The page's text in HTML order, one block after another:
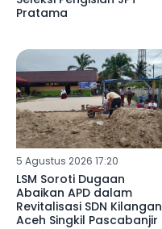
Pratama
5 Agustus 2026 17:20
LSM Soroti Dugaan
Abaikan APD dalam
Revitalisasi SDN Kilangan
Aceh Singkil Pascabanjir